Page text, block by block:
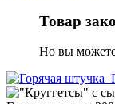
Товар
Но вы